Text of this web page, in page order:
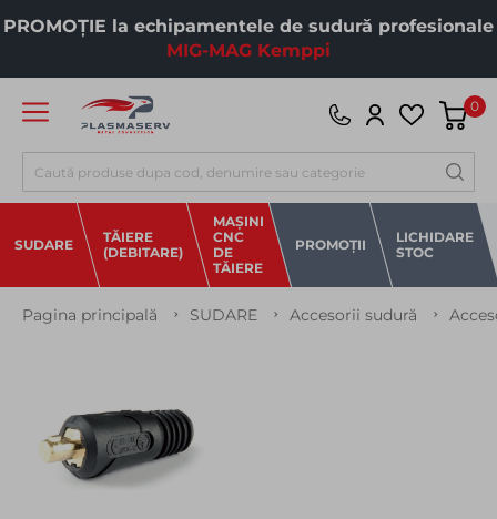
PROMOȚIE la echipamentele de sudură profesionale
MIG-MAG Kemppi
0
SUDARE
TĂIERE
(DEBITARE)
MAȘINI
CNC
DE
TĂIERE
PROMOȚII
LICHIDARE
STOC
Pagina principală SUDARE Accesorii sudură